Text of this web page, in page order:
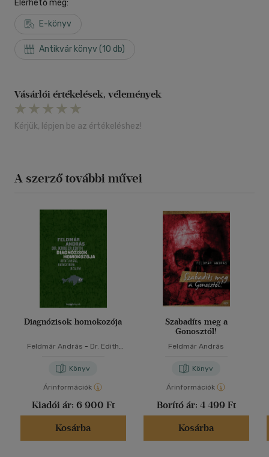
Elérhető még:
E-könyv
Antikvár könyv (10 db)
Vásárlói értékelések, vélemények
Kérjük, lépjen be az értékeléshez!
A szerző további művei
Diagnózisok homokozója
Feldmár András - Dr. Edith
Könyv
Árinformációk
Kiadói ár: 6 900 Ft
Kosárba
Szabadíts meg a
Gonosztól!
Feldmár András
Könyv
Árinformációk
Borító ár: 4 499 Ft
Kosárba